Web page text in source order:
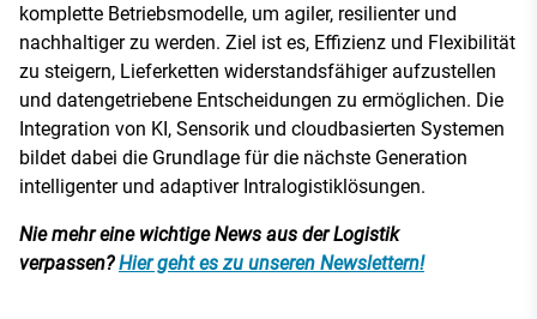
komplette Betriebsmodelle, um agiler, resilienter und
nachhaltiger zu werden. Ziel ist es, Effizienz und Flexibilität
zu steigern, Lieferketten widerstandsfähiger aufzustellen
und datengetriebene Entscheidungen zu ermöglichen. Die
Integration von KI, Sensorik und cloudbasierten Systemen
bildet dabei die Grundlage für die nächste Generation
intelligenter und adaptiver Intralogistiklösungen.
Nie mehr eine wichtige News aus der Logistik
verpassen?Hier geht es zu unseren Newslettern!